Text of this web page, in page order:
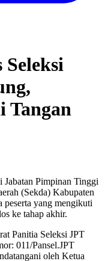
Seleksi
Tangan
Pimpinan Tinggi
(Sekda) Kabupaten
yang mengikuti
ke tahap akhir.
Panitia Seleksi JPT
011/Pansel.JPT
oleh Ketua